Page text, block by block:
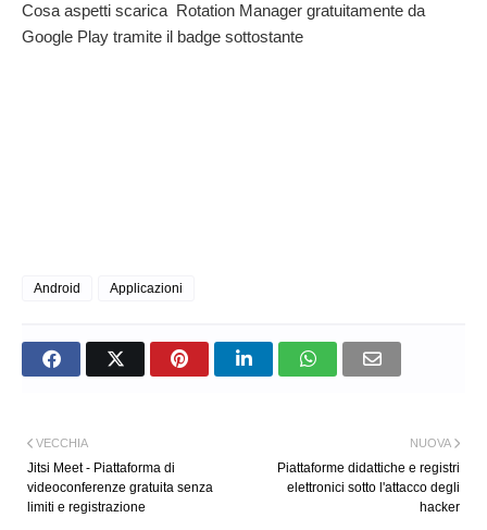
Cosa aspetti scarica Rotation Manager gratuitamente da
Google Play tramite il badge sottostante
Android Applicazioni
NUOVA
Piattaforme didattiche e registri
elettronici sotto l'attacco degli
hacker
VECCHIA
Jitsi Meet - Piattaforma di
videoconferenze gratuita senza
limiti e registrazione